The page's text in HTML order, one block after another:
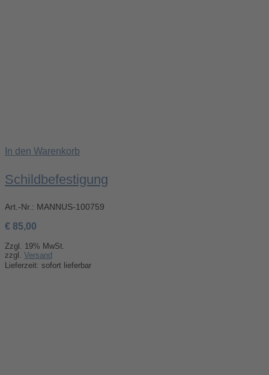
In den Warenkorb
Schildbefestigung
Art.-Nr.: MANNUS-100759
€ 85,00
Zzgl. 19% MwSt.
zzgl. Versand
Lieferzeit: sofort lieferbar